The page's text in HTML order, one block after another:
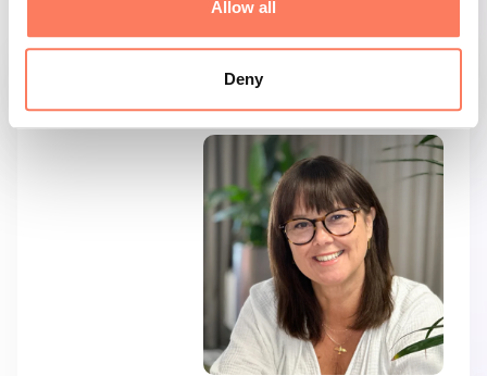
Allow all
Deny
CHIEF PROJECT OFFICER